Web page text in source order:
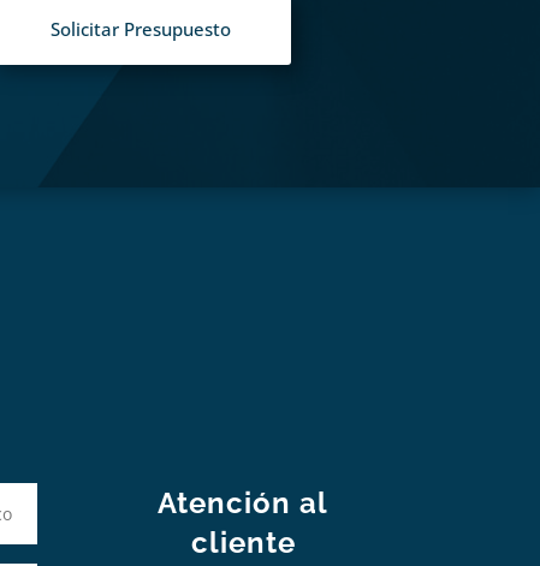
Solicitar Presupuesto
Atención al
cliente